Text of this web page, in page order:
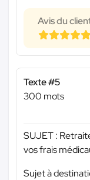
Avis du
Texte #5
300 mots
SUJET :
vos frais
Sujet à